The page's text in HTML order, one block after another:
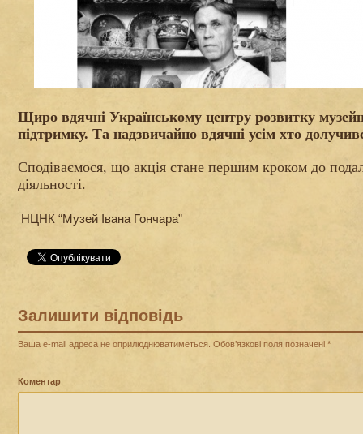
Щиро вдячні Українському центру розвитку
підтримку. Та надзвичайно вдячні усім хто
Сподіваємося, що акція стане першим кроком до
діяльності.
НЦНК “Музей Івана Гончара”
Залишити відповідь
Ваша e-mail адреса не оприлюднюватиметься. Обов’язкові поля позначені *
Коментар